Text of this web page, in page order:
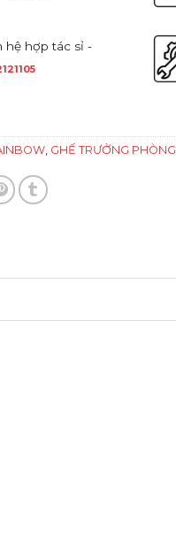
hệ hợp tác sỉ -
, GHẾ TRƯỞNG PHÒNG